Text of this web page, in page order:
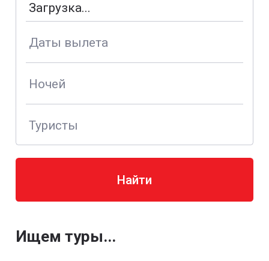
Даты вылета
Ночей
Туристы
Найти
Ищем туры...